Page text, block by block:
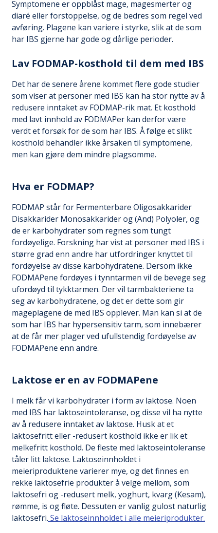
Symptomene er oppblåst mage, magesmerter og
diaré eller forstoppelse, og de bedres som regel ved
avføring. Plagene kan variere i styrke, slik at de som
har IBS gjerne har gode og dårlige perioder.
Lav FODMAP-kosthold til dem med IBS
Det har de senere årene kommet flere gode studier
som viser at personer med IBS kan ha stor nytte av å
redusere inntaket av FODMAP-rik mat. Et kosthold
med lavt innhold av FODMAPer kan derfor være
verdt et forsøk for de som har IBS. Å følge et slikt
kosthold behandler ikke årsaken til symptomene,
men kan gjøre dem mindre plagsomme.
Hva er FODMAP?
FODMAP står for Fermenterbare Oligosakkarider
Disakkarider Monosakkarider og (And) Polyoler, og
de er karbohydrater som regnes som tungt
fordøyelige. Forskning har vist at personer med IBS i
større grad enn andre har utfordringer knyttet til
fordøyelse av disse karbohydratene. Dersom ikke
FODMAPene fordøyes i tynntarmen vil de bevege seg
ufordøyd til tykktarmen. Der vil tarmbakteriene ta
seg av karbohydratene, og det er dette som gir
mageplagene de med IBS opplever. Man kan si at de
som har IBS har hypersensitiv tarm, som innebærer
at de får mer plager ved ufullstendig fordøyelse av
FODMAPene enn andre.
Laktose er en av FODMAPene
I melk får vi karbohydrater i form av laktose. Noen
med IBS har laktoseintoleranse, og disse vil ha nytte
av å redusere inntaket av laktose. Husk at et
laktosefritt eller -redusert kosthold ikke er lik et
melkefritt kosthold. De fleste med laktoseintoleranse
tåler litt laktose. Laktoseinnholdet i
meieriproduktene varierer mye, og det finnes en
rekke laktosefrie produkter å velge mellom, som
laktosefri og -redusert melk, yoghurt, kvarg (Kesam),
rømme, is og fløte. Dessuten er vanlig gulost naturlig
laktosefri. Se laktoseinnholdet i alle meieriprodukter.